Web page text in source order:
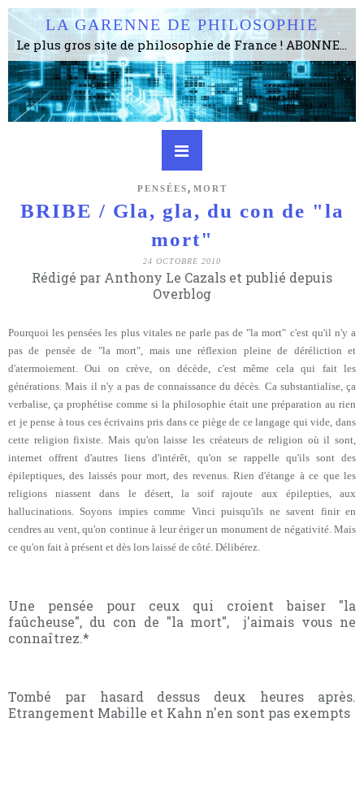
LA GARENNE DE PHILOSOPHIE
Le plus gros site de philosophie de France ! ABONNEZ-VOUS ! 4115 Articles, 1634 abonné·e·s, depuis 2006 . . . . . . . . 2 852 214 pages vues jusqu'à présent. Prestance et être apte à un plus grand nombre de choses.
PENSÉES , MORT
BRIBE / Gla, gla, du con de "la
mort"
24 OCTOBRE 2010
Rédigé par Anthony Le Cazals et publié depuis
Overblog
Pourquoi les pensées les plus vitales ne parle pas de "la mort" c'est qu'il n'y a
pas de pensée de "la mort", mais une réflexion pleine de déréliction et
d'atermoiement. Oui on crève, on décède, c'est même cela qui fait les
générations. Mais il n'y a pas de connaissance du décès. Ca substantialise, ça
verbalise, ça prophétise comme si la philosophie était une préparation au rien
et je pense à tous ces écrivains pris dans ce piège de ce langage qui vide, dans
cette religion fixiste. Mais qu'on laisse les créateurs de religion où il sont,
internet offrent d'autres liens d'intérêt, qu'on se rappelle qu'ils sont des
épileptiques, des laissés pour mort, des revenus. Rien d'étange à ce que les
religions niassent dans le désert, la soif rajoute aux épilepties, aux
hallucinations. Soyons impies comme Vinci puisqu'ils ne savent finir en
cendres au vent, qu'on continue à leur ériger un monument de négativité. Mais
ce qu'on fait à présent et dès lors laissé de côté. Délibérez.
Une pensée pour ceux qui croient baiser "la
faûcheuse", du con de "la mort", j'aimais vous ne
connaîtrez.*
Tombé par hasard dessus deux heures après.
Etrangement Mabille et Kahn n'en sont pas exempts